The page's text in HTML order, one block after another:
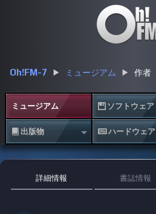
Oh!FM-7 ミュージアム 作者
ミュージアム  ソフトウェア
 出版物 ハードウェア
詳細情報 書誌情報